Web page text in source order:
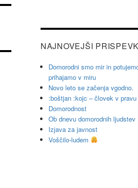
NAJNOVEJŠI
Domorodni smo mir in
prihajamo v miru
Novo leto se začenja vgodno.
:boštjan :kojc – človek v
Domorodnost
Ob dnevu domorodnih ljudstev
Izjava za javnost
Voščilo-ludem